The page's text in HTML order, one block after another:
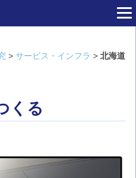
> サービス・インフラ > 北海道
くる